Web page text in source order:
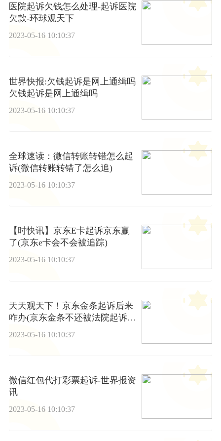
医院起诉欠钱怎么处理-起诉医院
欠款-环球观天下
2023-05-16 10:10:37
世界快报:欠钱起诉是网上通缉吗
欠钱起诉是网上通缉吗
2023-05-16 10:10:37
全球速读：微信转账转错怎么起
诉(微信转账转错了怎么追)
2023-05-16 10:10:37
【时快讯】京东E卡起诉京东赢
了(京东e卡会不会被追踪)
2023-05-16 10:10:37
天天观天下！京东金条起诉后来
咋办(京东金条不还被法院起诉会
2023-05-16 10:10:37
微信红包代打彩票起诉-世界报资
讯
2023-05-16 10:10:37